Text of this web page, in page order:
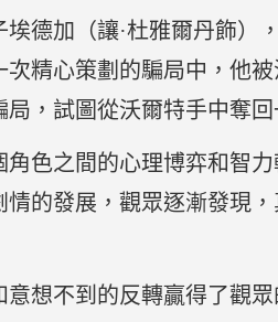
德加（讓·杜雅爾丹飾）
精心策劃的騙局中，他
，試圖從沃爾特手中奪回
色之間的心理博弈和智
的發展，觀眾逐漸發現
意想不到的反轉贏得了觀